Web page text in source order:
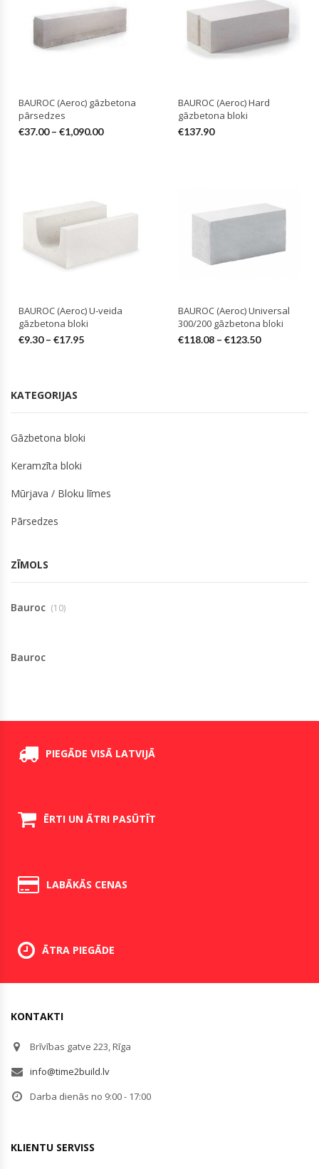
BAUROC (Aeroc) gāzbetona
pārsedzes
€37.00– €1,090.00
BAUROC (Aeroc) Hard
gāzbetona bloki
€137.90
BAUROC (Aeroc) U-veida
gāzbetona bloki
€9.30– €17.95
BAUROC (Aeroc) Universal
300/200 gāzbetona bloki
€118.08 – €123.50
KATEGORIJAS
Gāzbetona bloki
Keramzīta bloki
Mūrjava / Bloku līmes
Pārsedzes
ZĪMOLS
Bauroc (10)
Bauroc
PIEGĀDE VISĀ LATVIJĀ
ĒRTI UN ĀTRI PASŪTĪT
LABĀKĀS CENAS
ĀTRA PIEGĀDE
KONTAKTI
Brīvības gatve 223, Rīga
info@time2build.lv
Darba dienās no 9:00 - 17:00
KLIENTU SERVISS